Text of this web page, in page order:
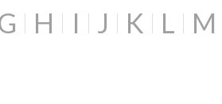
H I J K L M